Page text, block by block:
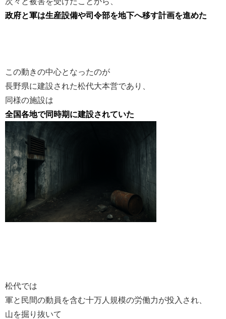
政府と軍は生産設備や司令部を地下へ移す計画を進めた
この動きの中心となったのが
長野県に建設された松代大本営であり、
同様の施設は
全国各地で同時期に建設されていた
松代では
軍と民間の動員を含む十万人規模の労働力が投入され、
山を掘り抜いて